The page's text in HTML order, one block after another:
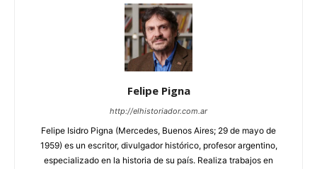
Felipe Pigna
http://elhistoriador.com.ar
Felipe Isidro Pigna (Mercedes, Buenos Aires; 29 de mayo de
1959) es un escritor, divulgador histórico, profesor argentino,
especializado en la historia de su país. Realiza trabajos en